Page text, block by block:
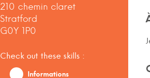
210 chemin claret
Stratford
G0Y 1P0
Check out these skills :
Informations